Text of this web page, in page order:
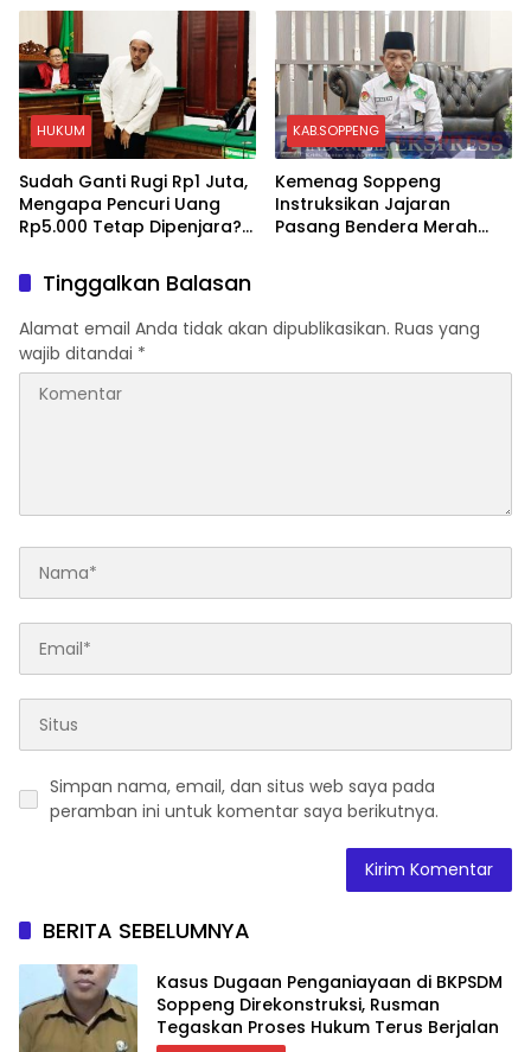
HUKUM
Sudah Ganti Rugi Rp1 Juta,
Mengapa Pencuri Uang
Rp5.000 Tetap Dipenjara?
KAB.SOPPENG
Kemenag Soppeng
Instruksikan Jajaran
Pasang Bendera Merah
Tinggalkan Balasan
Alamat email Anda tidak akan dipublikasikan. Ruas yang
wajib ditandai *
Simpan nama, email, dan situs web saya pada
peramban ini untuk komentar saya berikutnya.
BERITA SEBELUMNYA
Kasus Dugaan Penganiayaan di BKPSDM
Soppeng Direkonstruksi, Rusman
Tegaskan Proses Hukum Terus Berjalan